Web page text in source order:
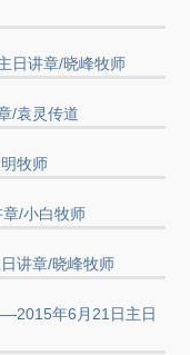
日讲章/晓峰牧师
/袁灵传道
牧师
/小白牧师
讲章/晓峰牧师
年6月21日主日